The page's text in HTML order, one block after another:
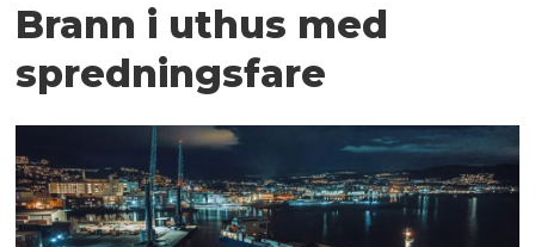
Brann i uthus med
spredningsfare